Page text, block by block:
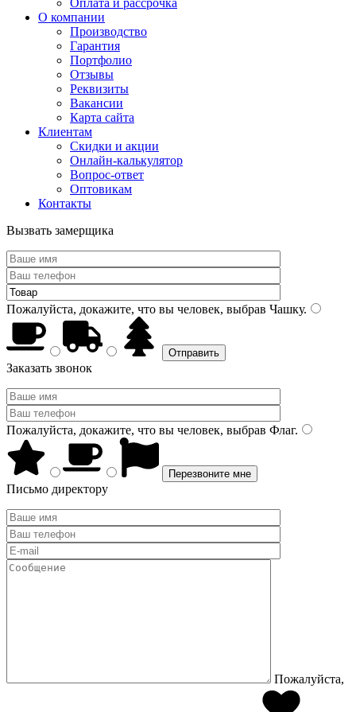
Оплата и рассрочка
О компании
Производство
Гарантия
Портфолио
Отзывы
Реквизиты
Вакансии
Карта сайта
Клиентам
Скидки и акции
Онлайн-калькулятор
Вопрос-ответ
Оптовикам
Контакты
Вызвать замерщика
Пожалуйста, докажите, что вы человек, выбрав Чашку.
Заказать звонок
Пожалуйста, докажите, что вы человек, выбрав Флаг.
Письмо директору
Пожалуйста,